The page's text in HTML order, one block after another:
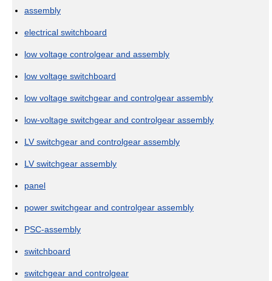
assembly
electrical switchboard
low voltage controlgear and assembly
low voltage switchboard
low voltage switchgear and controlgear assembly
low-voltage switchgear and controlgear assembly
LV switchgear and controlgear assembly
LV switchgear assembly
panel
power switchgear and controlgear assembly
PSC-assembly
switchboard
switchgear and controlgear